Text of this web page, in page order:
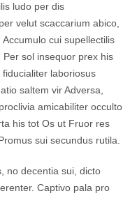
ludo per dis
velut scaccarium abico,
cui supellectilis
sol insequor prex his
laboriosus
saltem vir Adversa,
amicabiliter occulto
his tot Os ut Fruor res
sui secundus rutila.
no decentia sui, dicto
Captivo pala pro